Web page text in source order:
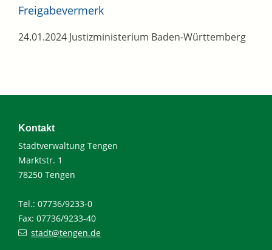
Freigabevermerk
24.01.2024 Justizministerium Baden-Württemberg
Kontakt
Stadtverwaltung Tengen
Marktstr. 1
78250 Tengen
Tel.: 07736/9233-0
Fax: 07736/9233-40
stadt@tengen.de